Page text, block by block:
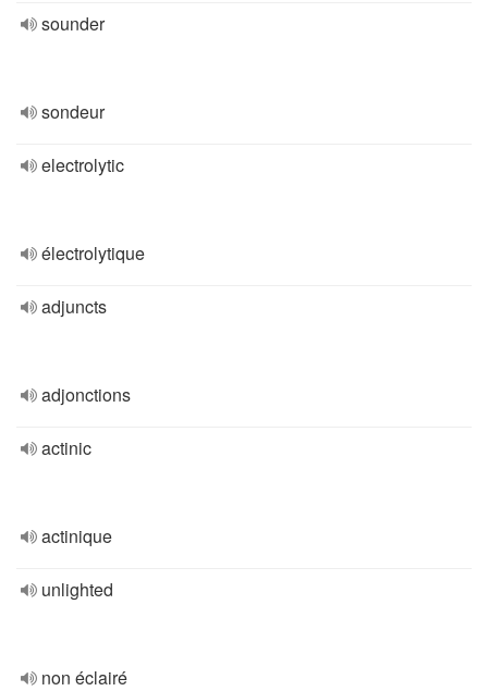
sounder
sondeur
electrolytic
électrolytique
adjuncts
adjonctions
actinic
actinique
unlighted
non éclairé